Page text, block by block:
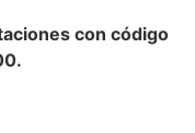
con código